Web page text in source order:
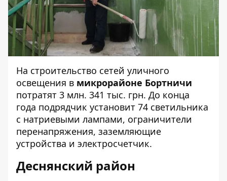
На строительство сетей уличного
освещения в микрорайоне Бортничи
потратят 3 млн. 341 тыс. грн. До конца
года подрядчик установит 74 светильника
с натриевыми лампами, ограничители
перенапряжения, заземляющие
устройства и электросчетчик.
Деснянский район